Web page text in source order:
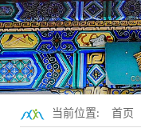
当前位置: 首页